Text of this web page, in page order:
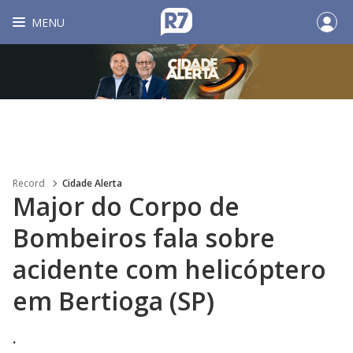
MENU
Record Cidade Alerta
Major do Corpo de
Bombeiros fala sobre
acidente com helicóptero
em Bertioga (SP)
.